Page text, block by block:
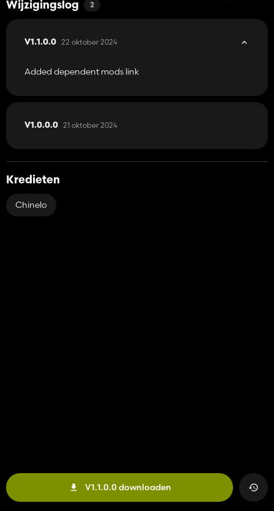
Wijzigingslog 2
V1.1.0.0 22 oktober 2024
Added dependent mods link
V1.0.0.0 21 oktober 2024
Kredieten
Chinelo
V1.1.0.0 downloaden